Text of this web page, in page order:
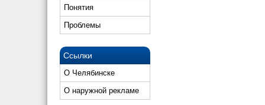
Понятия
Проблемы
Ссылки
О Челябинске
О наружной рекламе